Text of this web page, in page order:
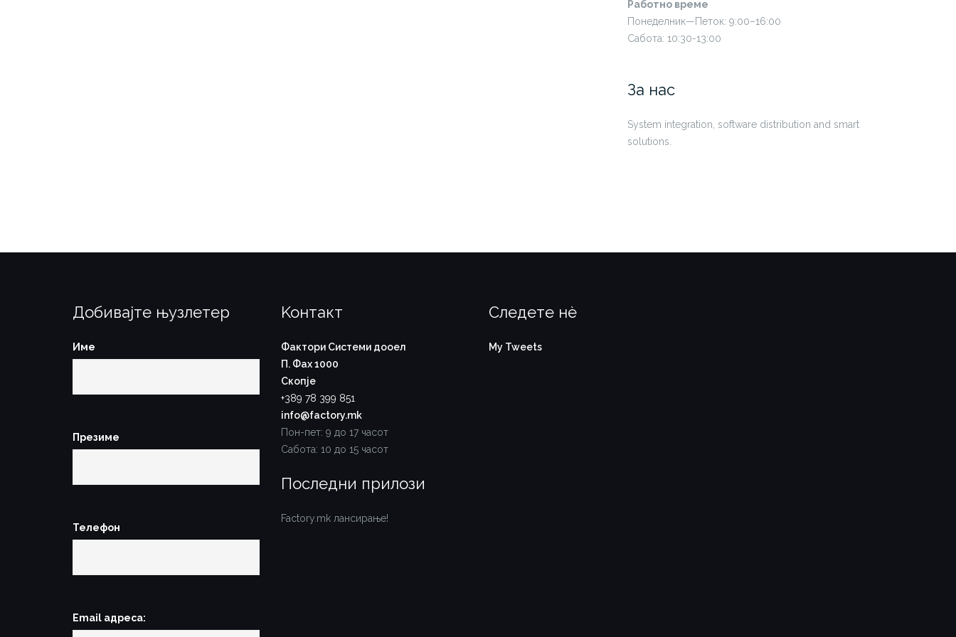
Работно време
Понеделник—Петок: 9:00–16:00
Сабота: 10:30-13:00
За нас
System integration, software distribution and smart
solutions.
Добивајте њузлетер
Име
Презиме
Телефон
Email адреса:
Koнтакт
Фактори Системи дооел
П. Фах 1000
Скопје
+389 78 399 851
info@factory.mk
Пон-пет: 9 до 17 часот
Сабота: 10 до 15 часот
Последни прилози
Factory.mk лансирање!
Следете нѐ
My Tweets